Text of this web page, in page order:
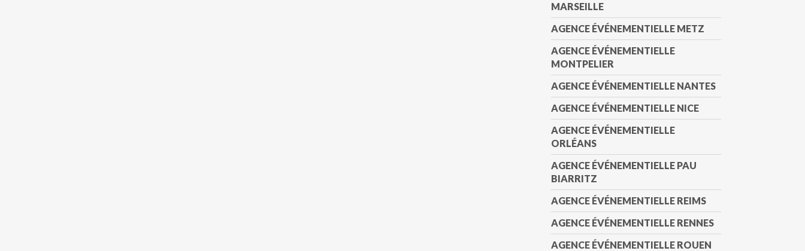
MARSEILLE
AGENCE ÉVÉNEMENTIELLE METZ
AGENCE ÉVÉNEMENTIELLE
MONTPELIER
AGENCE ÉVÉNEMENTIELLE NANTES
AGENCE ÉVÉNEMENTIELLE NICE
AGENCE ÉVÉNEMENTIELLE
ORLÉANS
AGENCE ÉVÉNEMENTIELLE PAU
BIARRITZ
AGENCE ÉVÉNEMENTIELLE REIMS
AGENCE ÉVÉNEMENTIELLE RENNES
AGENCE ÉVÉNEMENTIELLE ROUEN